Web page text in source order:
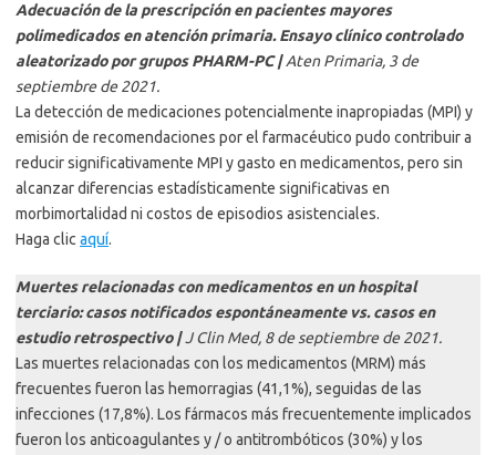
Adecuación de la prescripción en pacientes mayores
polimedicados en atención primaria. Ensayo clínico controlado
aleatorizado por grupos PHARM-PC |Aten Primaria, 3 de
septiembre de 2021.
La detección de medicaciones potencialmente inapropiadas (MPI) y
emisión de recomendaciones por el farmacéutico pudo contribuir a
reducir significativamente MPI y gasto en medicamentos, pero sin
alcanzar diferencias estadísticamente significativas en
morbimortalidad ni costos de episodios asistenciales.
Haga clicaquí.
Muertes relacionadas con medicamentos en un hospital
terciario: casos notificados espontáneamente vs. casos en
estudio retrospectivo |J Clin Med, 8 de septiembre de 2021.
Las muertes relacionadas con los medicamentos (MRM) más
frecuentes fueron las hemorragias (41,1%), seguidas de las
infecciones (17,8%). Los fármacos más frecuentemente implicados
fueron los anticoagulantes y / o antitrombóticos (30%) y los